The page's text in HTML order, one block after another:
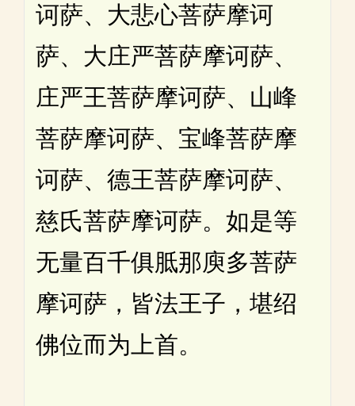
诃萨、大悲心菩萨摩诃
萨、大庄严菩萨摩诃萨、
庄严王菩萨摩诃萨、山峰
菩萨摩诃萨、宝峰菩萨摩
诃萨、德王菩萨摩诃萨、
慈氏菩萨摩诃萨。如是等
无量百千俱胝那庾多菩萨
摩诃萨，皆法王子，堪绍
佛位而为上首。